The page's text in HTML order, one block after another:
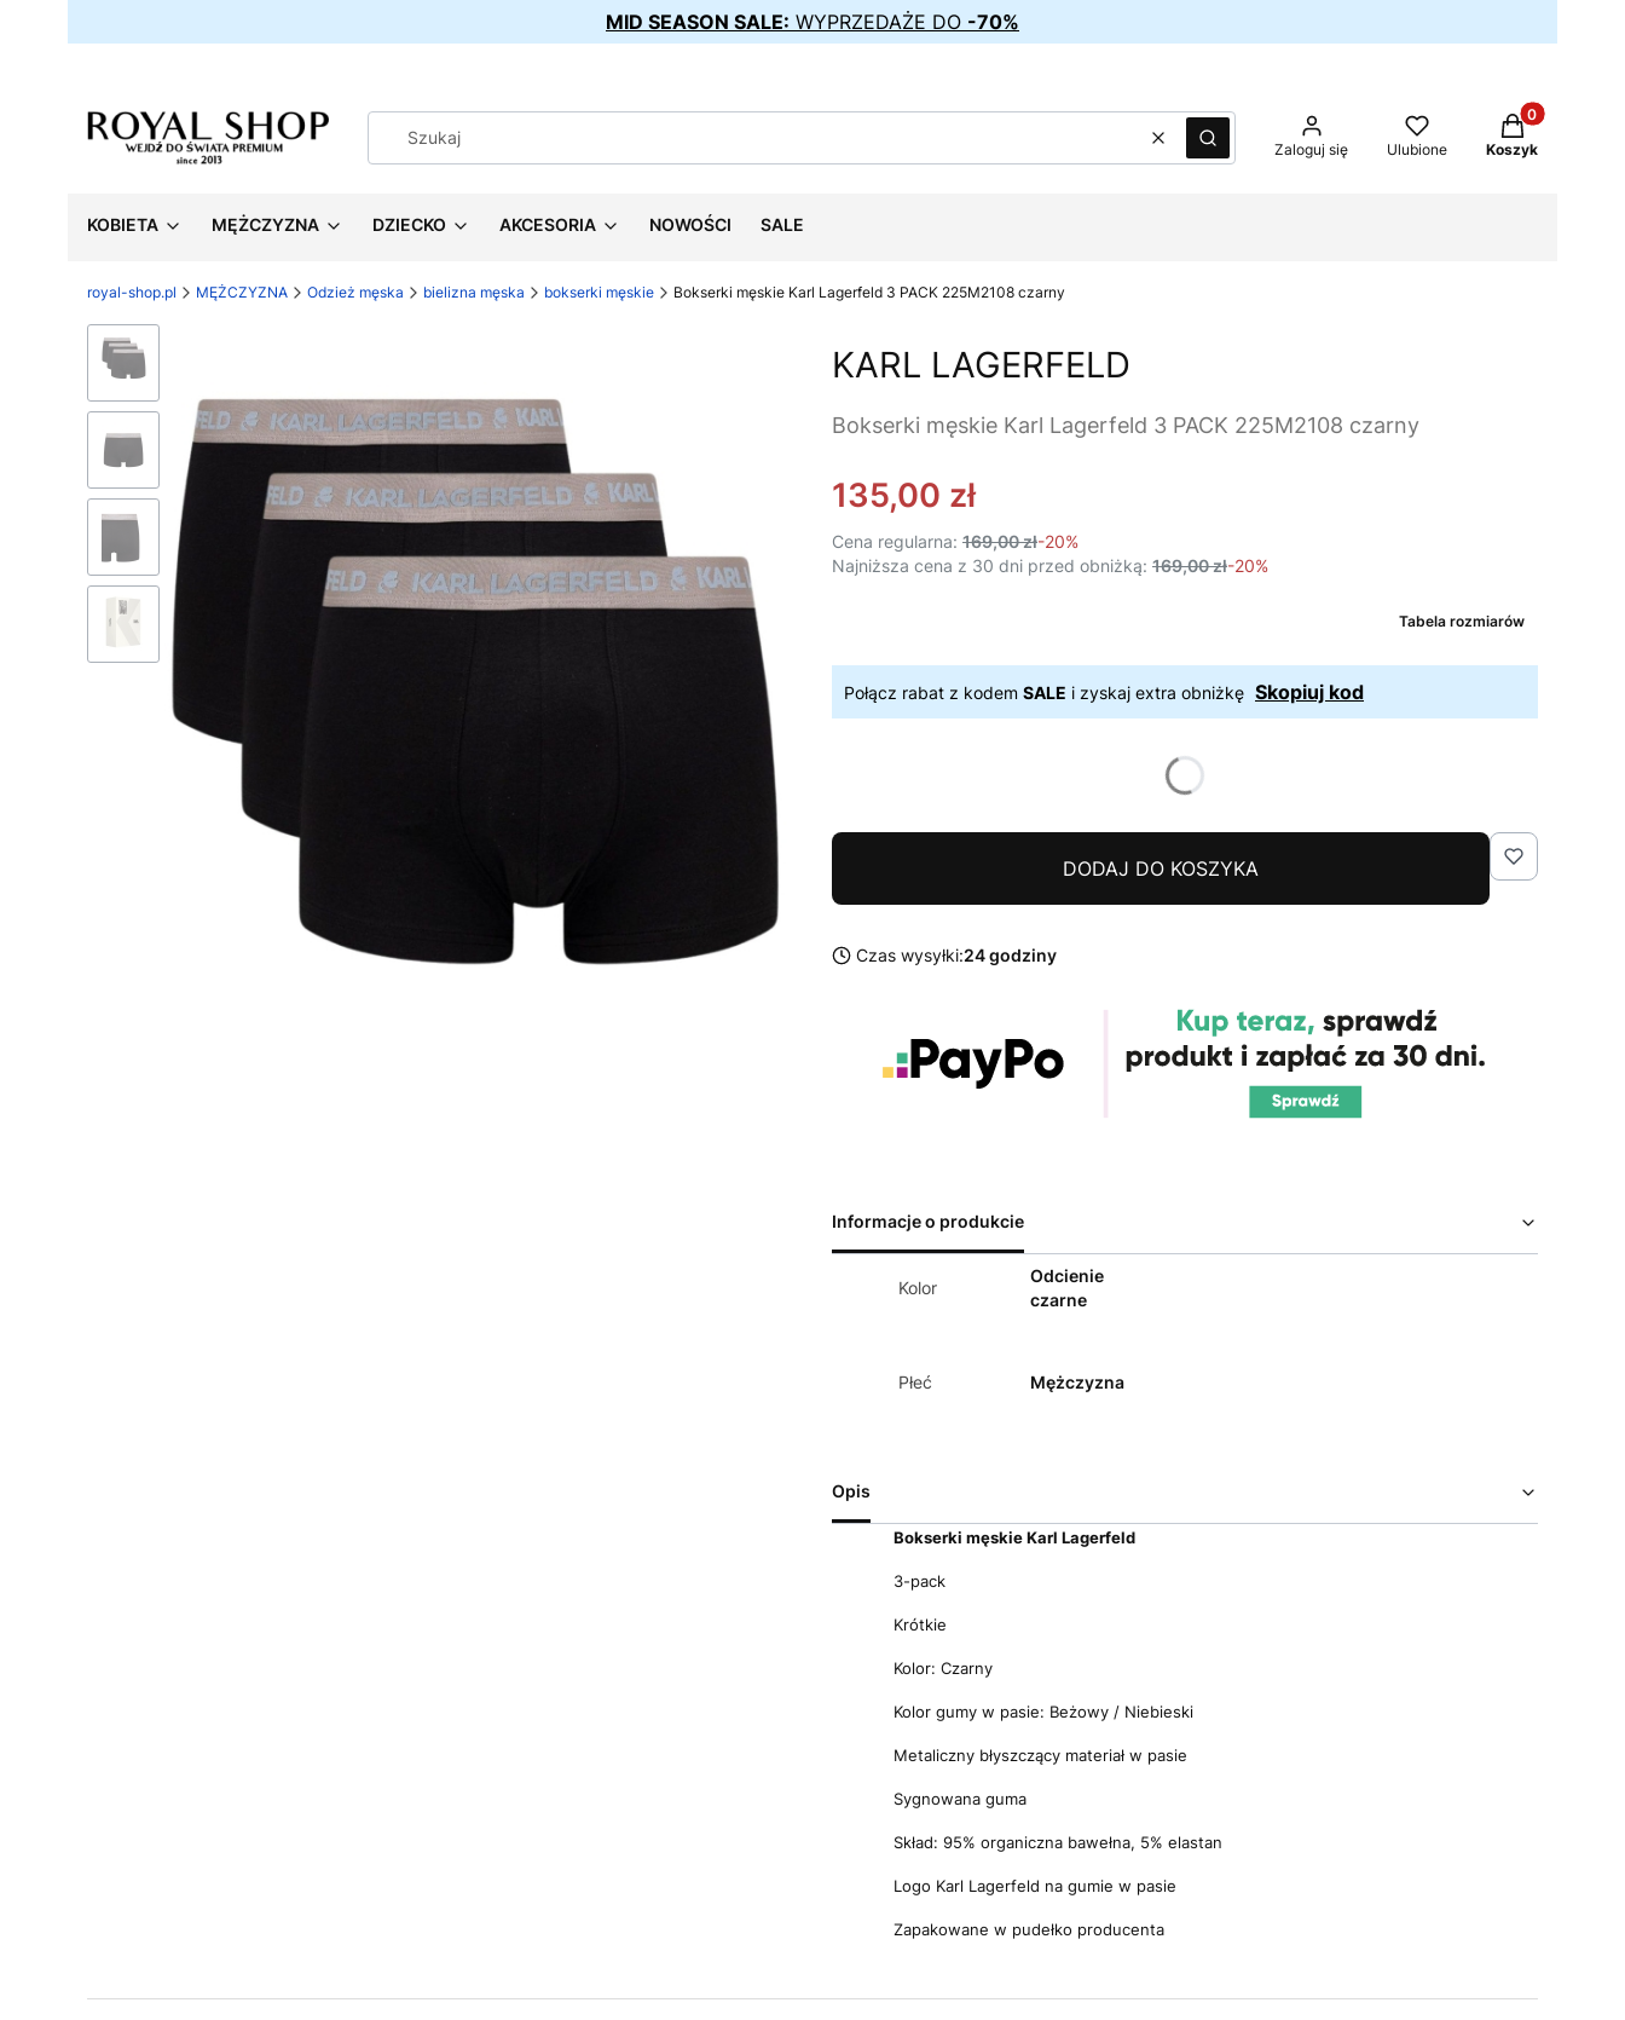
MID SEASON SALE: WYPRZEDAŻE DO -70%
WyczyśćSzukaj Zaloguj się Ulubione
Produkty w
Koszyk
KOBIETA MĘŻCZYZNA DZIECKO AKCESORIA NOWOŚCI SALE
royal-shop.pl MĘŻCZYZNA Odzież męska bielizna męska bokserki męskie Bokserki męskie Karl Lagerfeld 3 PACK 225M2108 czarny
KARL LAGERFELD
Bokserki męskie Karl Lagerfeld 3 PACK 225M2108 czarny
135,00 zł
Cena regularna: 169,00 zł-20%
Najniższa cena z 30 dni przed obniżką: 169,00 zł-20%
Tabela rozmiarów
Połącz rabat z kodem SALE i zyskaj extra obniżkę Skopiuj kod
DODAJ DO KOSZYKA
Czas wysyłki:24 godziny
Informacje o produkcie
Kolor
Odcienie
czarne
Płeć Mężczyzna
Opis
Bokserki męskie Karl Lagerfeld
3-pack
Krótkie
Kolor: Czarny
Kolor gumy w pasie: Beżowy / Niebieski
Metaliczny błyszczący materiał w pasie
Sygnowana guma
Skład: 95% organiczna bawełna, 5% elastan
Logo Karl Lagerfeld na gumie w pasie
Zapakowane w pudełko producenta